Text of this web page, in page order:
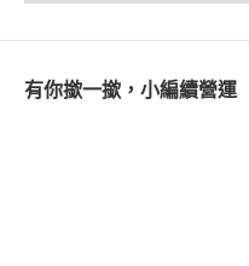
有你撳一撳，小編續營運